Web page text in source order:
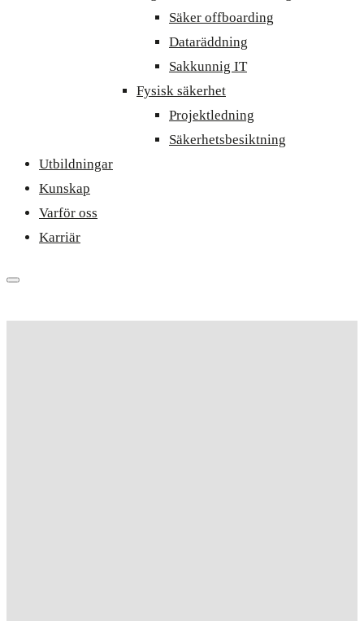
Säker offboarding
Dataräddning
Sakkunnig IT
Fysisk säkerhet
Projektledning
Säkerhetsbesiktning
Utbildningar
Kunskap
Varför oss
Karriär